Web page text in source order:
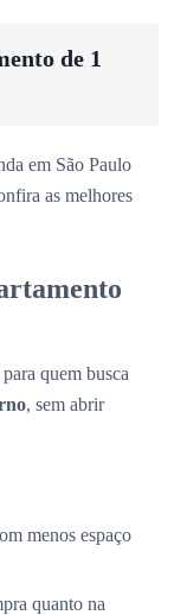
de 1
em São Paulo
as melhores
quem busca
, sem abrir
menos espaço
quanto na